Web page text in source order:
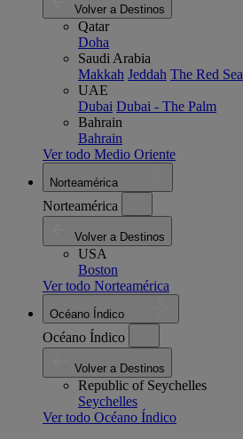
Volver a Destinos
Qatar
Doha
Saudi Arabia
Makkah Jeddah The Red Sea
UAE
Dubai Dubai - The Palm
Bahrain
Bahrain
Ver todo Medio Oriente
Norteamérica
Norteamérica
Volver a Destinos
USA
Boston
Ver todo Norteamérica
Océano Índico
Océano Índico
Volver a Destinos
Republic of Seychelles
Seychelles
Ver todo Océano Índico